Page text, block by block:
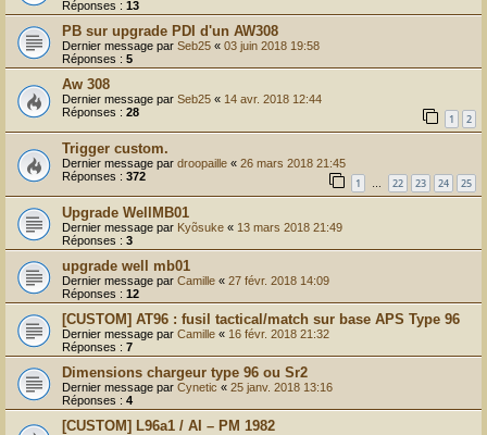
Réponses : 13
PB sur upgrade PDI d'un AW308
Dernier message par Seb25 « 03 juin 2018 19:58
Réponses : 5
Aw 308
Dernier message par Seb25 « 14 avr. 2018 12:44
Réponses : 28 1 2
Trigger custom.
Dernier message par droopaille « 26 mars 2018 21:45
Réponses : 372 1 22 23 24 25
Upgrade WellMB01
Dernier message par Kyõsuke « 13 mars 2018 21:49
Réponses : 3
upgrade well mb01
Dernier message par Camille « 27 févr. 2018 14:09
Réponses : 12
[CUSTOM] AT96 : fusil tactical/match sur base APS Type 96
Dernier message par Camille « 16 févr. 2018 21:32
Réponses : 7
Dimensions chargeur type 96 ou Sr2
Dernier message par Cynetic « 25 janv. 2018 13:16
Réponses : 4
[CUSTOM] L96a1 / AI – PM 1982